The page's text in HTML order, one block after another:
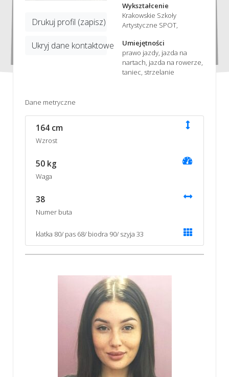
Drukuj profil (zapisz)
Ukryj dane kontaktowe
Wykształcenie
Krakowskie Szkoły
Artystyczne SPOT,
Umiejętności
prawo jazdy, jazda na
nartach, jazda na rowerze,
taniec, strzelanie
Dane metryczne
164 cm
Wzrost
50 kg
Waga
38
Numer buta
klatka 80/ pas 68/ biodra 90/ szyja 33